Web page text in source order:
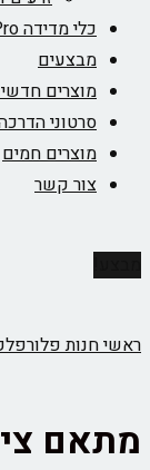
כלי מדידה Therm Pro
מבצעים
מוצרים
סרטוני
מוצרים חמים
צור קשר
ראשיחנות